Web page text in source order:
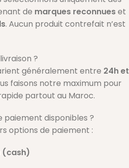
de marques reconnueset
. Aucun produit contrefait n’est
?
généralement entre 24h et
faisons notre maximum pour
partout au Maroc.
paiement disponibles ?
options de paiement :
(cash)